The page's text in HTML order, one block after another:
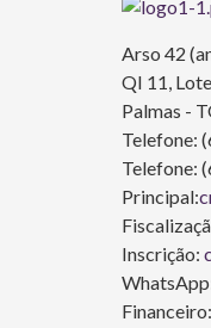
Arso 42
QI 11,
Palmas -
Telefone:
Telefone:
Principal:
Inscrição: